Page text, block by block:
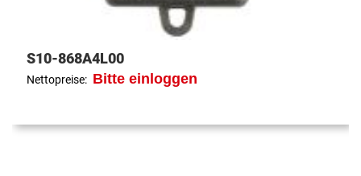
S10-868A4L00
Nettopreise: Bitte einloggen